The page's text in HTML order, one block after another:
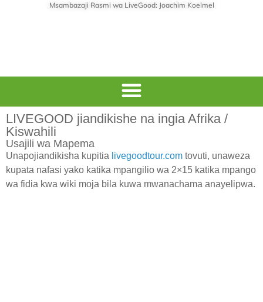
Msambazaji Rasmi wa LiveGood: Joachim Koelmel
LIVEGOOD jiandikishe na ingia Afrika /
Kiswahili
Usajili wa Mapema
Unapojiandikisha kupitia livegoodtour.com tovuti, unaweza
kupata nafasi yako katika mpangilio wa 2×15 katika mpango
wa fidia kwa wiki moja bila kuwa mwanachama anayelipwa.